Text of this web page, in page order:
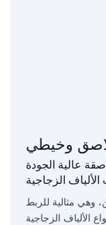
وخيطي
عالية الجودة
وهي مثالية للربط
الألياف الزجاجية